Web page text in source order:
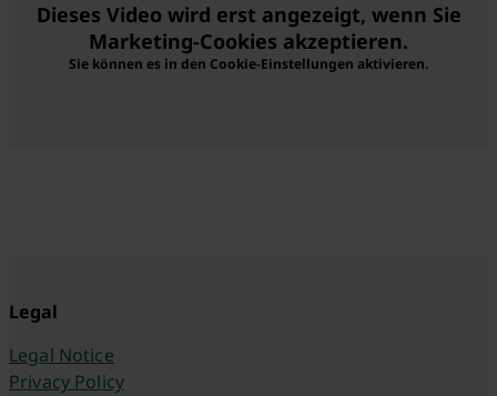
Dieses Video wird erst angezeigt, wenn Sie
Marketing-Cookies akzeptieren.
Sie können es in den Cookie-Einstellungen aktivieren.
Legal
Legal Notice
Privacy Policy